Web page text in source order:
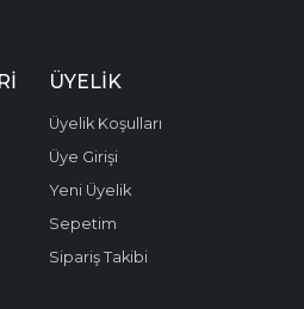
ÜYELIK
Üyelik Koşulları
Üye Girişi
Yeni Üyelik
Sepetim
Sipariş Takibi